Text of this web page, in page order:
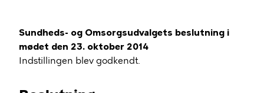
Sundheds- og Omsorgsudvalgets beslutning i
mødet den 23. oktober 2014
Indstillingen blev godkendt.